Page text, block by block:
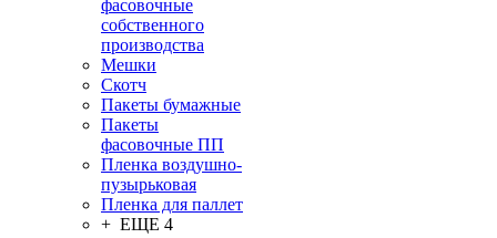
фасовочные
собственного
производства
Мешки
Скотч
Пакеты бумажные
Пакеты
фасовочные ПП
Пленка воздушно-
пузырьковая
Пленка для паллет
+ ЕЩЕ 4